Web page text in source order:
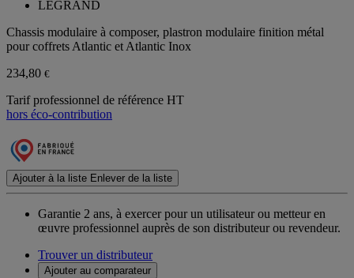
LEGRAND
Chassis modulaire à composer, plastron modulaire finition métal
pour coffrets Atlantic et Atlantic Inox
234,80 €
Tarif professionnel de référence HT
hors éco-contribution
Ajouter à la liste Enlever de la liste
Garantie 2 ans, à exercer pour un utilisateur ou metteur en
œuvre professionnel auprès de son distributeur ou revendeur.
Trouver un distributeur
Ajouter au comparateur